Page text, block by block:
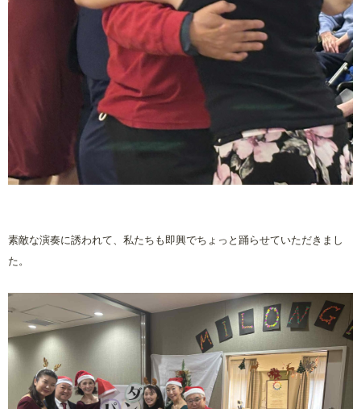
素敵な演奏に誘われて、私たちも即興でちょっと踊らせていただきまし
た。